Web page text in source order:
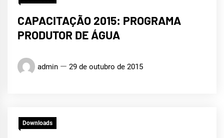
CAPACITAÇÃO 2015: PROGRAMA
PRODUTOR DE ÁGUA
admin 29 de outubro de 2015
Downloads